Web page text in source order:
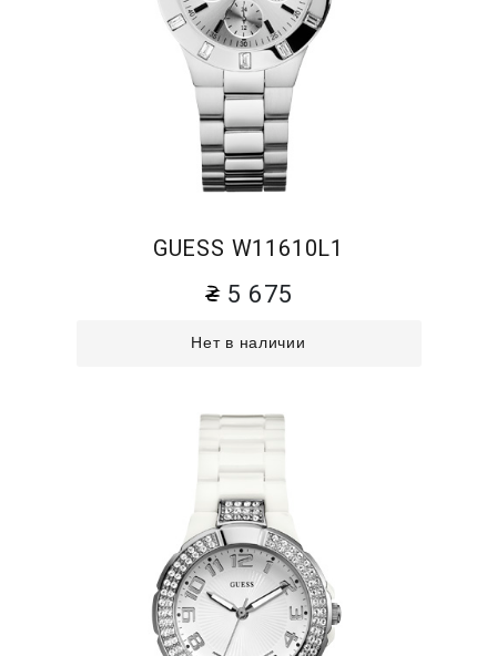
GUESS W11610L1
5 675
Нет в наличии